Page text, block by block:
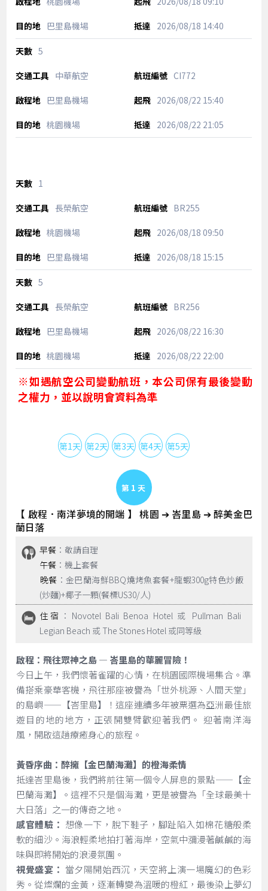
巴里島機場 2026/08/18 14:40
5
中華航空 CI772
巴里島機場 2026/08/22 15:40
桃園機場 2026/08/22 21:05
1
長榮航空 BR255
桃園機場 2026/08/18 09:50
巴里島機場 2026/08/18 15:15
5
長榮航空 BR256
巴里島機場 2026/08/22 16:30
桃園機場 2026/08/22 22:00
※如遇航空公司變動航班，本公司保有最後變動
之權力，並以說明會資料為準
第1天 第2天 第3天 第4天 第5天
Day 1
【 啟程．南洋夢境的開端 】 桃園 ➔ 峇里島 ➔ 醉美金巴
蘭日落
早餐 ：敬請自理
午餐 ：機上套餐
晚餐 ：金巴蘭海鮮BBQ燒烤魚套餐+龍蝦300g特色炒飯
(炒麵)+椰子一顆(餐標US30/人)
住宿 ：Novotel Bali Benoa Hotel 或 Pullman Bali
Legian Beach 或 The Stones Hotel 或同等級
啟程：飛往眾神之島 — 峇里島的華麗冒險！
今日上午，我們懷著雀躍的心情，在桃園國際機場集合。準
備搭乘豪華客機，飛往那座被譽為「世外桃源、人間天堂」
的島嶼——【峇里島】！這座連續多年被票選為亞洲最佳旅
遊目的地的地方，正張開雙臂歡迎著我們。 迎著南洋海
風，開啟這趟療癒身心的旅程。
黃昏序曲：醉擁【金巴蘭海灘】的橙海柔情
抵達峇里島後，我們將前往第一個令人屏息的景點——【金
巴蘭海灘】。這裡不只是個海灘，更是被譽為「全球最美十
大日落」之一的傳奇之地。
感官體驗： 想像一下，脫下鞋子，腳趾陷入如棉花糖般柔
軟的細沙。海浪輕柔地拍打著海岸，空氣中瀰漫著鹹鹹的海
味與即將開始的浪漫氛圍。
視覺盛宴： 當夕陽開始西沉，天空將上演一場魔幻的色彩
秀。從燦爛的金黃，逐漸轉變為溫暖的橙紅，最後染上夢幻